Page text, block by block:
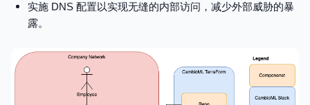
实施 DNS 配置以实现无缝的内部访问，减少外部威胁的暴
露。